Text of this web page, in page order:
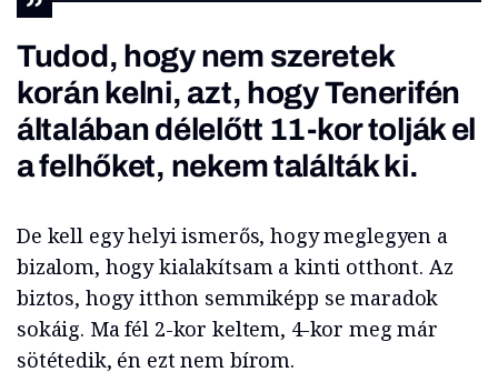
Tudod, hogy nem szeretek
korán kelni, azt, hogy Tenerifén
általában délelőtt 11-kor tolják el
a felhőket, nekem találták ki.
De kell egy helyi ismerős, hogy meglegyen a
bizalom, hogy kialakítsam a kinti otthont. Az
biztos, hogy itthon semmiképp se maradok
sokáig. Ma fél 2-kor keltem, 4-kor meg már
sötétedik, én ezt nem bírom.